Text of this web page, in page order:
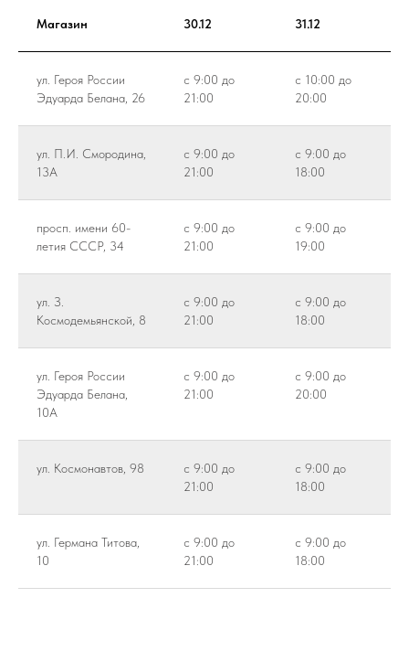
Магазин 30.12 31.12
ул. Героя России
Эдуарда Белана, 26
с 9:00 до
21:00
с 10:00 до
20:00
ул. П.И. Смородина,
13А
с 9:00 до
21:00
с 9:00 до
18:00
просп. имени 60-
летия СССР, 34
с 9:00 до
21:00
с 9:00 до
19:00
ул. З.
Космодемьянской, 8
с 9:00 до
21:00
с 9:00 до
18:00
ул. Героя России
Эдуарда Белана,
10А
с 9:00 до
21:00
с 9:00 до
20:00
ул. Космонавтов, 98
с 9:00 до
21:00
с 9:00 до
18:00
ул. Германа Титова,
10
с 9:00 до
21:00
с 9:00 до
18:00